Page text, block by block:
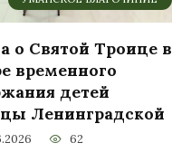
о Святой Троице в
временного
детей
Ленинградской
62